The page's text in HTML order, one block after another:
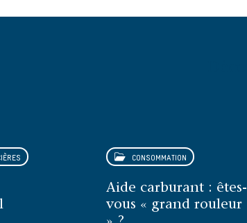
CONSOMMATION
Aide carburant : êtes-
vous « grand rouleur